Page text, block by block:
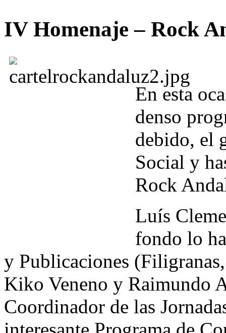
IV Homenaje – Rock
En esta
denso
debido, el
Social y
Rock
Luís
fondo lo
y Publicaciones
Kiko Veneno y Raimundo
Coordinador de las